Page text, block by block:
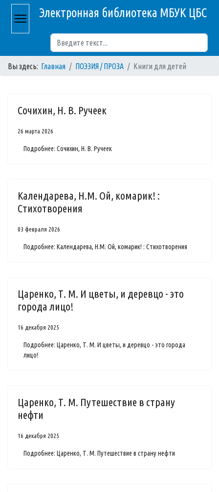
Электронная библиотека МБУК ЦБС
Вы здесь: Главная ПОЭЗИЯ / ПРОЗА Книги для детей
Сочихин, Н. В. Ручеек
26 марта 2026
Подробнее: Сочихин, Н. В. Ручеек
Календарева, Н.М. Ой, комарик! :
Стихотворения
03 февраля 2026
Подробнее: Календарева, Н.М. Ой, комарик! : Стихотворения
Царенко, Т. М. И цветы, и деревцо - это
города лицо!
16 декабря 2025
Подробнее: Царенко, Т. М. И цветы, и деревцо - это города
лицо!
Царенко, Т. М. Путешествие в страну
нефти
16 декабря 2025
Подробнее: Царенко, Т. М. Путешествие в страну нефти